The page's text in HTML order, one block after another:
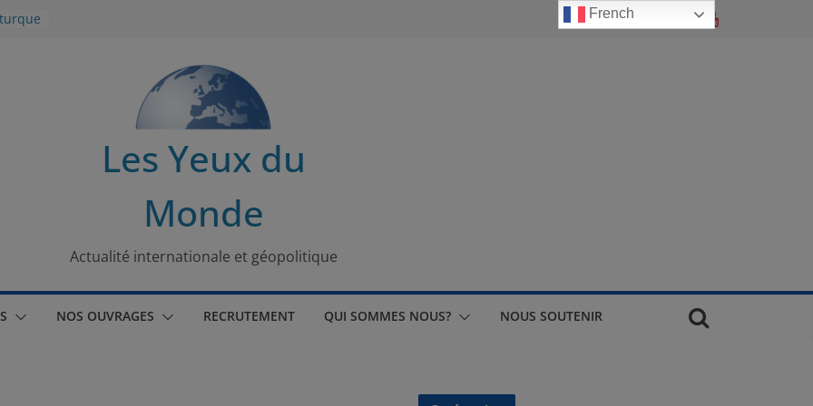
Les Yeux du
Monde
Actualité internationale et géopolitique
NOS OUVRAGES RECRUTEMENT QUI SOMMES NOUS? NOUS SOUTENIR
French